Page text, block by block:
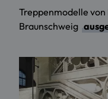
Treppenmodelle
Braunschweig